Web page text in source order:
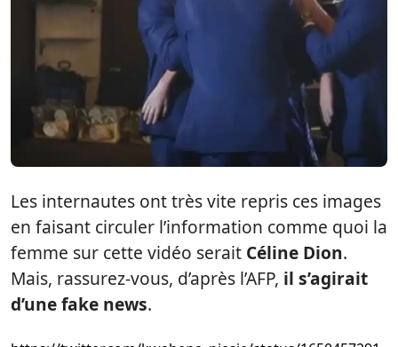
Les internautes ont très vite repris ces images
en faisant circuler l’information comme quoi la
femme sur cette vidéo serait Céline Dion.
Mais, rassurez-vous, d’après l’AFP, il s’agirait
d’une fake news.